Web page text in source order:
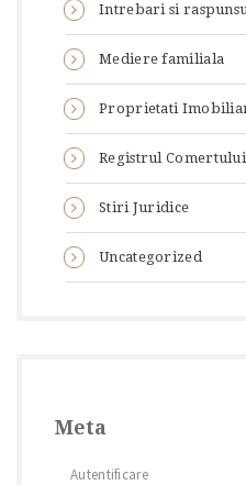
Intrebari si
Mediere familiala
Proprietati
Registrul Comertului
Stiri Juridice
Uncategorized
Meta
Autentificare